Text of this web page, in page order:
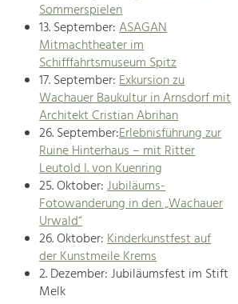
Sommerspielen
13. September:ASAGAN
Mitmachtheater im
Schifffahrtsmuseum Spitz
17. September:Exkursion zu
Wachauer Baukultur in Arnsdorf mit
Architekt Cristian Abrihan
26. September:Erlebnisführung zur
Ruine Hinterhaus – mit Ritter
Leutold I. von Kuenring
25. Oktober:Jubiläums-
Fotowanderung in den „Wachauer
Urwald“
26. Oktober:Kinderkunstfest auf
der Kunstmeile Krems
2. Dezember: Jubiläumsfest im Stift
Melk